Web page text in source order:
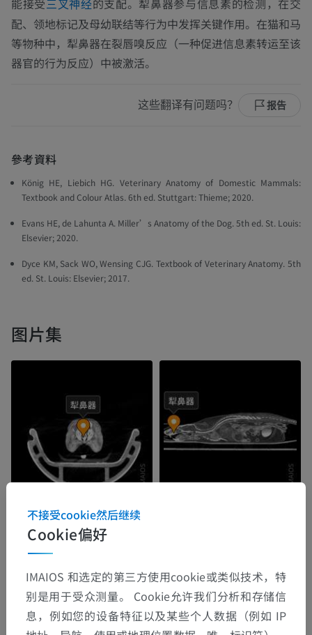
能接受三叉神经的支配。犁鼻器参与信息素的检测，在交
配、领地标记及母幼联结等行为中发挥关键作用。在猫和马
等物种中，犁鼻器在裂唇嗅反应（一种促进信息素转运至该
器官的行为反应）中被激活。
这些翻译有问题吗？ 报告
參考資料
König HE, Liebich HG. Veterinary Anatomy of Domestic Mammals:
Textbook and Colour Atlas. 6th ed. Stuttgart: Thieme; 2020.
Evans HE, de Lahunta A. Miller’s Anatomy of the Dog. 5th ed. St. Louis:
Elsevier; 2020.
Dyce KM, Sack WO, Wensing CJG. Textbook of Veterinary Anatomy. 5th
ed. St. Louis: Elsevier; 2017.
图片集
Cookie偏好
不接受cookie然后继续
IMAIOS 和选定的第三方使用cookie或类似技术，特
别是用于受众测量。 Cookie允许我们分析和存储信
息，例如您的设备特征以及某些个人数据（例如 IP